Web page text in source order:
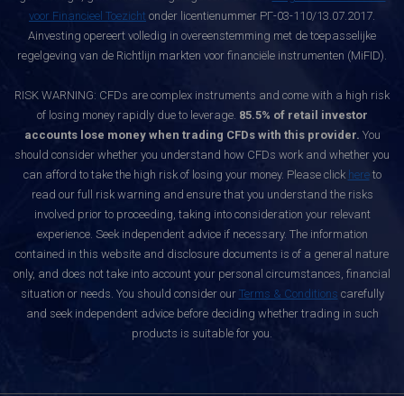
voor Financieel Toezicht onder licentienummer РГ-03-110/13.07.2017.
Ainvesting opereert volledig in overeenstemming met de toepasselijke
regelgeving van de Richtlijn markten voor financiële instrumenten (MiFID).
RISK WARNING: CFDs are complex instruments and come with a high risk
of losing money rapidly due to leverage. 85.5% of retail investor
accounts lose money when trading CFDs with this provider. You
should consider whether you understand how CFDs work and whether you
can afford to take the high risk of losing your money. Please click hereto
read our full risk warning and ensure that you understand the risks
involved prior to proceeding, taking into consideration your relevant
experience. Seek independent advice if necessary. The information
contained in this website and disclosure documents is of a general nature
only, and does not take into account your personal circumstances, financial
situation or needs. You should consider our Terms & Conditions carefully
and seek independent advice before deciding whether trading in such
products is suitable for you.